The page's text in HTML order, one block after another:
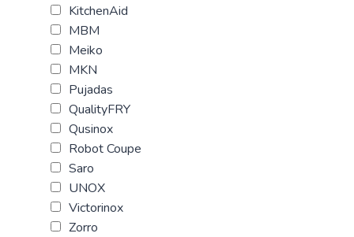
KitchenAid
MBM
Meiko
MKN
Pujadas
QualityFRY
Qusinox
Robot Coupe
Saro
UNOX
Victorinox
Zorro